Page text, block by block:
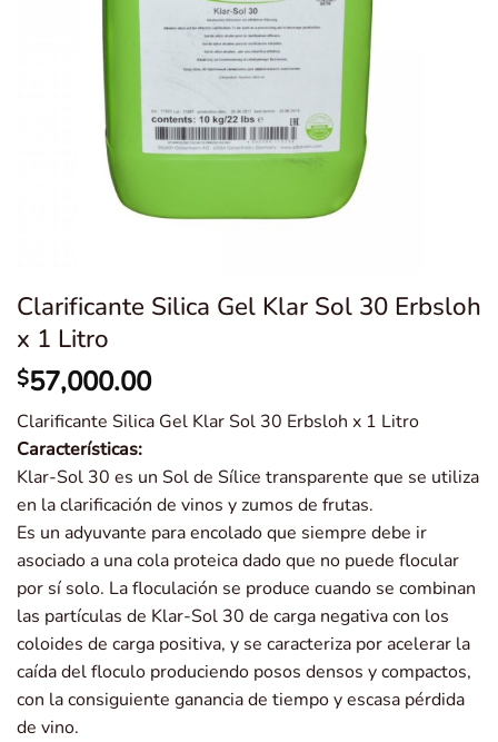
Clarificante Silica Gel Klar Sol 30 Erbsloh
x 1 Litro
$57,000.00
Clarificante Silica Gel Klar Sol 30 Erbsloh x 1 Litro
Características:
Klar-Sol 30 es un Sol de Sílice transparente que se utiliza
en la clarificación de vinos y zumos de frutas.
Es un adyuvante para encolado que siempre debe ir
asociado a una cola proteica dado que no puede flocular
por sí solo. La floculación se produce cuando se combinan
las partículas de Klar-Sol 30 de carga negativa con los
coloides de carga positiva, y se caracteriza por acelerar la
caída del floculo produciendo posos densos y compactos,
con la consiguiente ganancia de tiempo y escasa pérdida
de vino.